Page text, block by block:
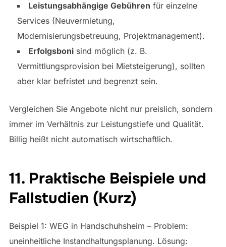
Leistungsabhängige Gebühren für einzelne
Services (Neuvermietung,
Modernisierungsbetreuung, Projektmanagement).
Erfolgsbonisind möglich (z. B.
Vermittlungsprovision bei Mietsteigerung), sollten
aber klar befristet und begrenzt sein.
Vergleichen Sie Angebote nicht nur preislich, sondern
immer im Verhältnis zur Leistungstiefe und Qualität.
Billig heißt nicht automatisch wirtschaftlich.
11. Praktische Beispiele und
Fallstudien (Kurz)
Beispiel 1: WEG in Handschuhsheim – Problem:
uneinheitliche Instandhaltungsplanung. Lösung: